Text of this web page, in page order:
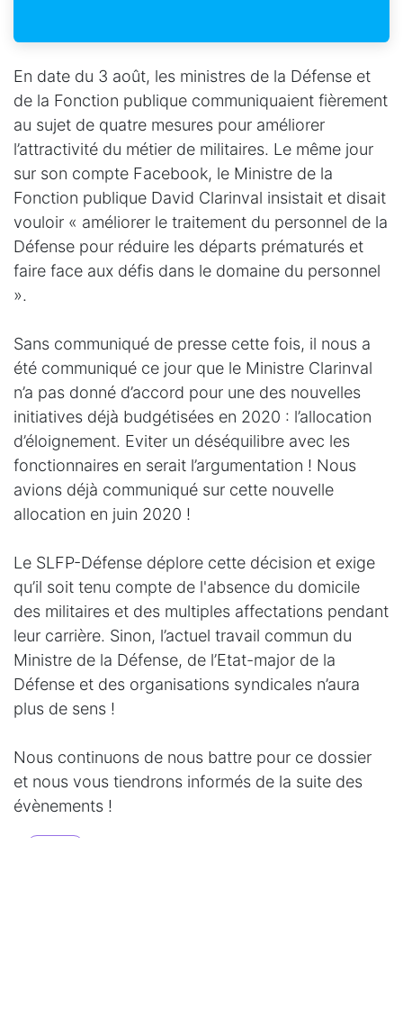
En date du 3 août, les ministres de la Défense et
de la Fonction publique communiquaient fièrement
au sujet de quatre mesures pour améliorer
l’attractivité du métier de militaires. Le même jour
sur son compte Facebook, le Ministre de la
Fonction publique David Clarinval insistait et disait
vouloir « améliorer le traitement du personnel de la
Défense pour réduire les départs prématurés et
faire face aux défis dans le domaine du personnel
».
Sans communiqué de presse cette fois, il nous a
été communiqué ce jour que le Ministre Clarinval
n’a pas donné d’accord pour une des nouvelles
initiatives déjà budgétisées en 2020 : l’allocation
d’éloignement. Eviter un déséquilibre avec les
fonctionnaires en serait l’argumentation ! Nous
avions déjà communiqué sur cette nouvelle
allocation en juin 2020 !
Le SLFP-Défense déplore cette décision et exige
qu’il soit tenu compte de l'absence du domicile
des militaires et des multiples affectations pendant
leur carrière. Sinon, l’actuel travail commun du
Ministre de la Défense, de l’Etat-major de la
Défense et des organisations syndicales n’aura
plus de sens !
Nous continuons de nous battre pour ce dossier
et nous vous tiendrons informés de la suite des
évènements !